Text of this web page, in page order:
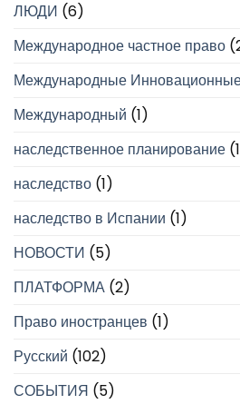
ЛЮДИ (6)
Международное частное право
Международные
Международный (1)
наследственное планирование
наследство (1)
наследство в Испании (1)
НОВОСТИ (5)
ПЛАТФОРМА (2)
Право иностранцев (1)
Русский (102)
СОБЫТИЯ (5)